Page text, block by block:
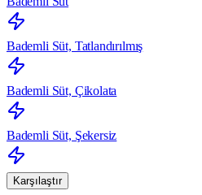
Bademli Süt, Tatlandırılmış
Bademli Süt, Çikolata
Bademli Süt, Şekersiz
Karşılaştır